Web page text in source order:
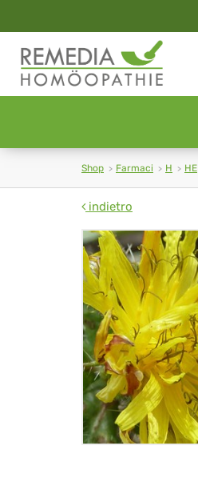
Shop Farmaci H HE
indietro